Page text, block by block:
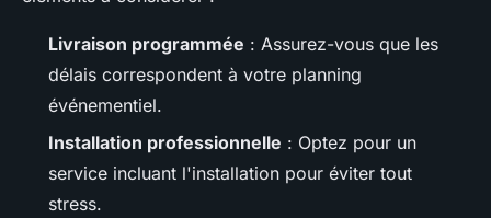
Livraison programmée : Assurez-vous que les
délais correspondent à votre planning
événementiel.
Installation professionnelle : Optez pour un
service incluant l'installation pour éviter tout
stress.